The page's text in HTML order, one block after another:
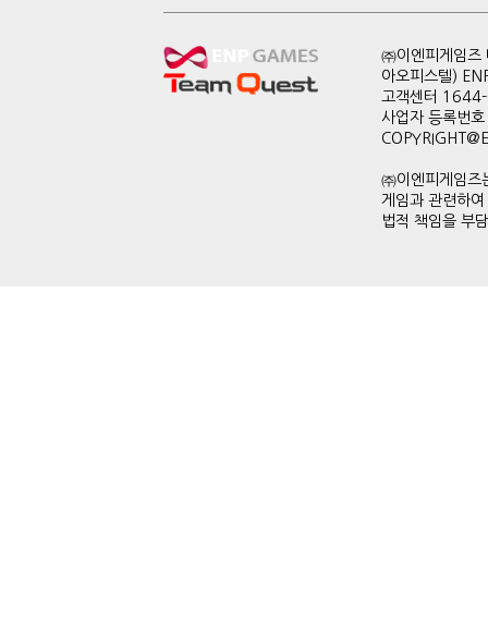
㈜이엔피게임
아오피스텔)
고객센터
사업자 등록번
㈜이엔피게임즈
게임과 관련하
법적 책임을 부